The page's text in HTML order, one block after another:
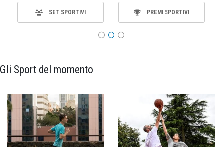
SET SPORTIVI PREMI SPORTIVI
Gli Sport del momento